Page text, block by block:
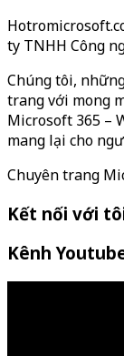
ty TNHH Công
Chúng tôi,
trang với mong
Microsoft 365 –
mang lại cho
Chuyên trang
Kết nối với
Kênh